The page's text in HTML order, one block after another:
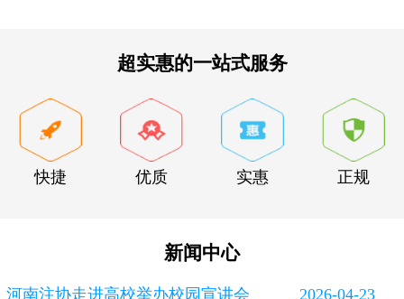
超实惠的一站式服务
快捷 优质 实惠 正规
新闻中心
河南注协走进高校举办校园宣讲会 2026-04-23